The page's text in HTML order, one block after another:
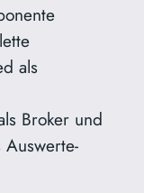
als
Broker und